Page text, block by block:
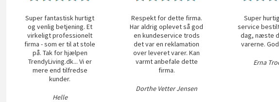
Super fantastisk hurtigt
og venlig betjening. Et
virkeligt professionelt
firma - som er til at stole
på. Tak for hjælpen
TrendyLiving.dk... Vi er
mere end tilfredse
kunder.
Helle
Respekt for dette firma.
Har aldrig oplevet så god
en kundeservice trods
det var en reklamation
over leveret varer. Kan
varmt anbefale dette
firma.
Dorthe Vetter Jensen
Super
service
dag, næste
varerne.
Erna